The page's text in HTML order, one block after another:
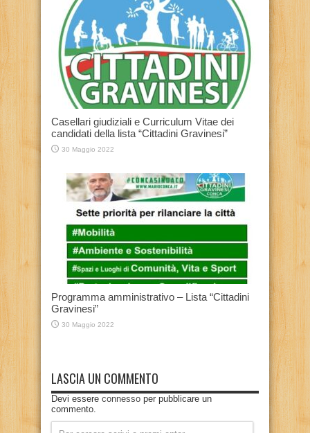
Casellari giudiziali e Curriculum Vitae dei
candidati della lista “Cittadini Gravinesi”
30 Maggio 2022
Programma amministrativo – Lista “Cittadini
Gravinesi”
30 Maggio 2022
LASCIA UN COMMENTO
Devi essere connesso per pubblicare un
commento.